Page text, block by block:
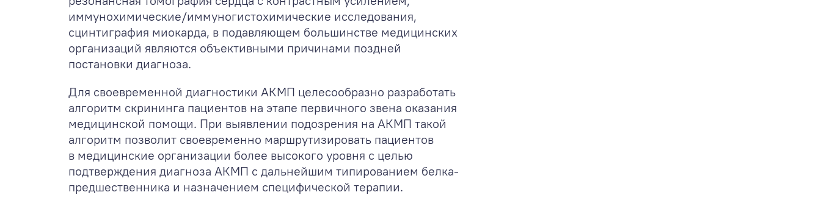
иммунохимические/иммуногистохимические исследования,
сцинтиграфия миокарда, в подавляющем большинстве медицинских
организаций являются объективными причинами поздней
постановки диагноза.
Для своевременной диагностики АКМП целесообразно разработать
алгоритм скрининга пациентов на этапе первичного звена оказания
медицинской помощи. При выявлении подозрения на АКМП такой
алгоритм позволит своевременно маршрутизировать пациентов
в медицинские организации более высокого уровня с целью
подтверждения диагноза АКМП с дальнейшим типированием белка-
предшественника и назначением специфической терапии.